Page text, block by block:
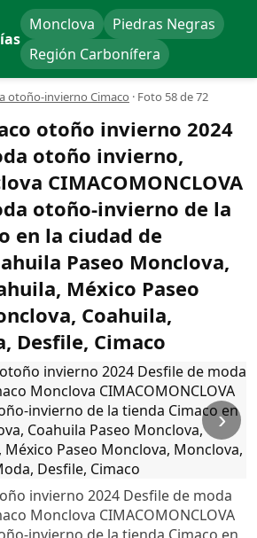
Monclova
Piedras Negras
Región Carbonífera
otoño-invierno Cimaco · Foto 58 de 72
otoño invierno 2024
otoño invierno,
CIMACOMONCLOVA
otoño-invierno de la
en la ciudad de
Paseo Monclova,
México Paseo
Coahuila,
Desfile, Cimaco
›
invierno 2024 Desfile de moda
Monclova CIMACOMONCLOVA